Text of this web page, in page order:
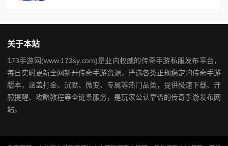
关于本站
173手游网(www.173sy.com)是业内权威的传奇手游私服发布平台，
每日实时更新全网新开传奇手游资源，严选各类正规稳定的传奇手游
版本，涵盖打金、沉默、微变、专属等热门品类，提供极速下载、开
服提醒、攻略教程等全链条服务，是玩家公认靠谱的传奇手游发布网
站。